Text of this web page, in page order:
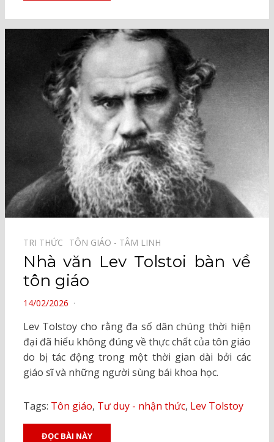
TRI THỨC⠀ TÔN GIÁO - TÂM LINH⠀
Nhà văn Lev Tolstoi bàn về
tôn giáo
POSTED
14/02/2026
Lev Tolstoy cho rằng đa số dân chúng thời hiện
đại đã hiểu không đúng về thực chất của tôn giáo
do bị tác động trong một thời gian dài bởi các
giáo sĩ và những người sùng bái khoa học.
Tags: Tôn giáo, Tư duy - nhận thức, Lev Tolstoy
ĐỌC BÀI NÀY